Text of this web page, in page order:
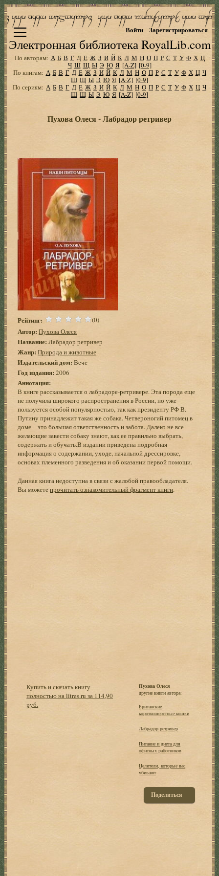
Электронная библиотека RoyalLib.com
Войти Зарегистрироваться
По авторам: А Б В Г Д Е Ж З И Й К Л М Н О П Р С Т У Ф Х Ц
Ч Ш Щ Ы Э Ю Я [A-Z] [0-9]
По книгам: А Б В Г Д Е Ж З И Й К Л М Н О П Р С Т У Ф Х Ц Ч
Ш Щ Ы Э Ю Я [A-Z] [0-9]
По сериям: А Б В Г Д Е Ж З И Й К Л М Н О П Р С Т У Ф Х Ц Ч
Ш Щ Ы Э Ю Я [A-Z] [0-9]
Пухова Олеся - Лабрадор ретривер
Рейтинг: (0)
Автор: Пухова Олеся
Название: Лабрадор ретривер
Жанр: Природа и животные
Издательский дом: Вече
Год издания: 2006
Аннотация:
В книге рассказывается о лабрадоре-ретривере. Эта порода еще
не получила широкого распространения в России, но уже
пользуется особой популярностью, так как президенту РФ В.
Путину принадлежит такая же собака. Четвероногий питомец в
доме – это большая ответственность и забота. Далеко не все
желающие завести собаку знают, как ее правильно выбрать,
содержать и обучать.В издании приведена подробная
информация о содержании, уходе, начальной дрессировке,
основах племенного разведения и об оказании первой помощи.
Данная книга недоступна в связи с жалобой правообладателя.
Вы можетепрочитать ознакомительный фрагмент книги.
Купить и скачать книгу
полностью на litres.ru за 114,90
руб.
Пухова Олеся
другие книги автора:
Британские
короткошерстные кошки
Лабрадор ретривер
Питание и диета для
офисных работников
Целители, которые вас
убивают
Поделиться